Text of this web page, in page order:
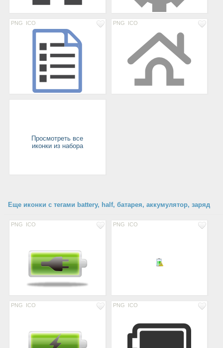
PNG ICO PNG ICO
Просмотреть все
иконки из набора
Еще иконки с тегами battery, half, батарея, аккумулятор, заряд
PNG ICO PNG ICO
PNG ICO PNG ICO